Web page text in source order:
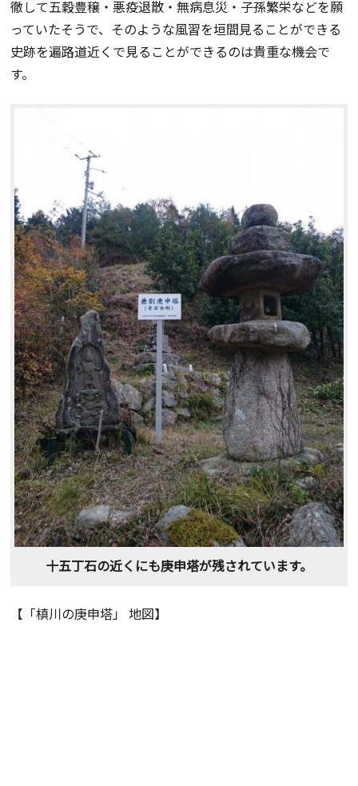
徹して五穀豊穣・悪疫退散・無病息災・子孫繁栄などを願
っていたそうで、そのような風習を垣間見ることができる
史跡を遍路道近くで見ることができるのは貴重な機会で
す。
十五丁石の近くにも庚申塔が残されています。
【「槙川の庚申塔」 地図】